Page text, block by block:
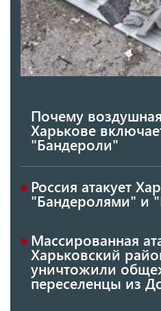
Почему
Харькове
"Бандероли"
Россия атакует
"Бандеролями" и
Массированная
Харьковский
уничтожили
переселенцы из